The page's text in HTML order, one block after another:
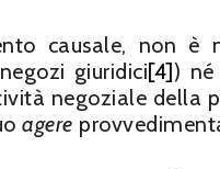
causale, non
giuridici[4]) né
negoziale della
agere